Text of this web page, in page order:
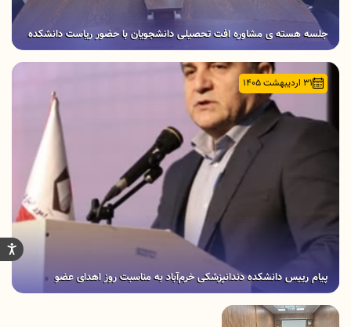
جلسه هسته ی مشاوره افت تحصیلی دانشجویان با حضور ریاست دانشکده
31 اردیبهشت 1405
پیام رییس دانشکده دندانپزشکی خرم‌آباد به مناسبت روز اهدای عضو